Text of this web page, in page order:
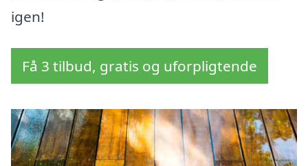
igen!
Få 3 tilbud, gratis og uforpligtende